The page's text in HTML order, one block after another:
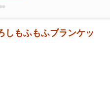
しもふもふブランケッ